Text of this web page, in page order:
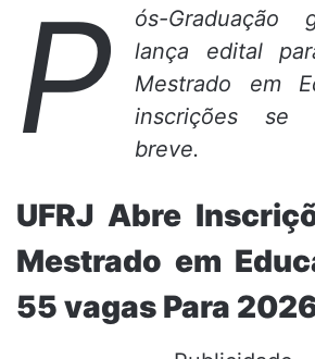
P
ós-Graduação
lança edital
Mestrado em
inscrições se
breve.
UFRJ Abre
Mestrado em
55 vagas Para